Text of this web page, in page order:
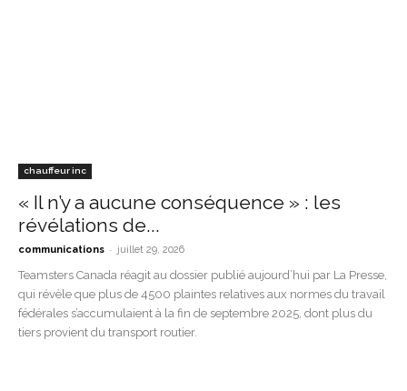
chauffeur inc
« Il n’y a aucune conséquence » : les
révélations de...
communications - juillet 29, 2026
Teamsters Canada réagit au dossier publié aujourd’hui par La Presse,
qui révèle que plus de 4500 plaintes relatives aux normes du travail
fédérales s’accumulaient à la fin de septembre 2025, dont plus du
tiers provient du transport routier.